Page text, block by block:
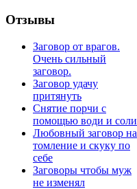
Отзывы
Заговор от врагов.
Очень сильный
заговор.
Заговор удачу
притянуть
Снятие порчи с
помощью води и соли
Любовный заговор на
томление и скуку по
себе
Заговоры чтобы муж
не изменял